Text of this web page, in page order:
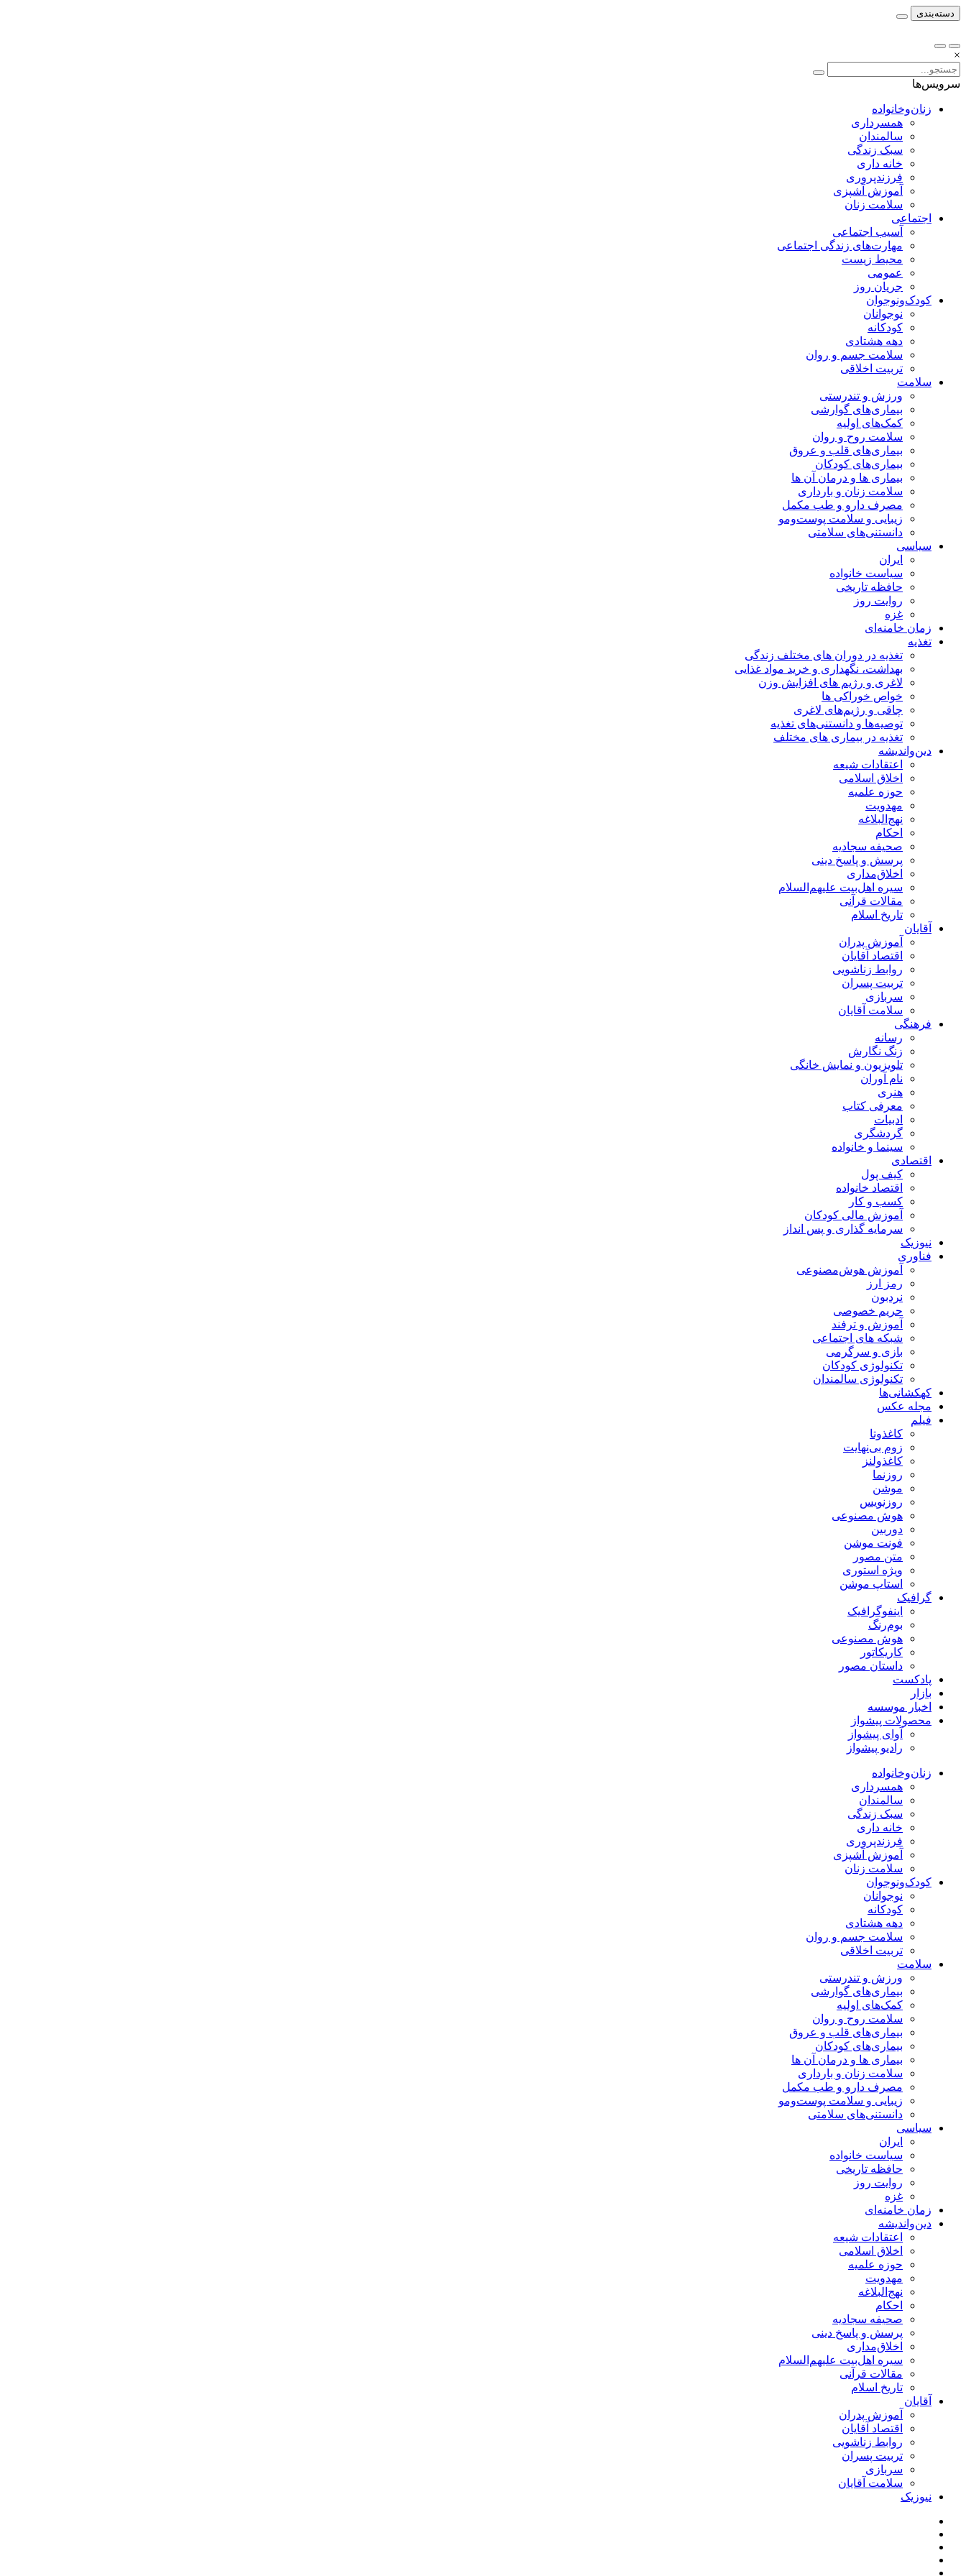
دسته‌بندی
×
سرویس‌ها
زنان‌وخانواده
همسرداری
سالمندان
سبک زندگی
خانه داری
فرزندپروری
آموزش آشپزی
سلامت زنان
اجتماعی
آسیب اجتماعی
مهارت‌های زندگی اجتماعی
محیط زیست
عمومی
جریان روز
کودک‌ونوجوان
نوجوانان
کودکانه
دهه هشتادی
سلامت جسم و روان
تربیت اخلاقی
سلامت
ورزش و تندرستی
بیماری‌های گوارشی
کمک‌های اولیه
سلامت روح و روان
بیماری‌های قلب و عروق
بیماری‌های کودکان
بیماری ها و درمان آن ها
سلامت زنان و بارداری
مصرف دارو و طب مکمل
زیبایی و سلامت پوست‌ومو
دانستنی‌های سلامتی
سیاسی
ایران
سیاست خانواده
حافظه تاریخی
روایت روز
غزه
زمان خامنه‌ای
تغذیه
تغذیه در دوران های مختلف زندگی
بهداشت، نگهداری و خرید مواد غذایی
لاغری و رژیم های افزایش وزن
خواص خوراكی ها
چاقی و رژیم‌های لاغری
توصیه‌ها و دانستنی‌های تغذیه
تغذیه در بیماری های مختلف
دین‌واندیشه
اعتقادات شیعه
اخلاق اسلامی
حوزه علمیه
مهدویت
نهج‌البلاغه
احکام
صحیفه سجادیه
پرسش و پاسخ دینی
اخلاق‌مداری
سیره اهل‌بیت علیهم‌السلام
مقالات قرآنی
تاریخ اسلام
آقایان
آموزش پدران
اقتصاد آقایان
روابط زناشویی
تربیت پسران
سربازی
سلامت آقایان
فرهنگی
رسانه
زنگ نگارش
تلویزیون و نمایش خانگی
نام آوران
هنری
معرفی کتاب
ادبیات
گردشگری
سینما و خانواده
اقتصادی
کیف پول
اقتصاد خانواده
کسب و کار
آموزش مالی کودکان
سرمایه گذاری و پس انداز
نیوزیک
فناوری
آموزش هوش‌مصنوعی
رمز ارز
نردبون
حریم خصوصی
آموزش و ترفند
شبکه های اجتماعی
بازی و سرگرمی
تکنولوژی کودکان
تکنولوژی سالمندان
کهکشانی‌ها
مجله عکس
فیلم
کاغذوتا
زوم بی‌نهایت
کاغذولنز
روزنما
موشن
روزنویس
هوش مصنوعی
دوربین
فونت موشن
متن مصور
ویژه استوری
استاپ موشن
گرافیک
اینفوگرافیک
بوم‌رنگ
هوش مصنوعی
کاریکاتور
داستان مصور
پادکست
بازار
اخبار موسسه
محصولات پیشواز
آوای پیشواز
رادیو پیشواز
زنان‌وخانواده
همسرداری
سالمندان
سبک زندگی
خانه داری
فرزندپروری
آموزش آشپزی
سلامت زنان
کودک‌ونوجوان
نوجوانان
کودکانه
دهه هشتادی
سلامت جسم و روان
تربیت اخلاقی
سلامت
ورزش و تندرستی
بیماری‌های گوارشی
کمک‌های اولیه
سلامت روح و روان
بیماری‌های قلب و عروق
بیماری‌های کودکان
بیماری ها و درمان آن ها
سلامت زنان و بارداری
مصرف دارو و طب مکمل
زیبایی و سلامت پوست‌ومو
دانستنی‌های سلامتی
سیاسی
ایران
سیاست خانواده
حافظه تاریخی
روایت روز
غزه
زمان خامنه‌ای
دین‌واندیشه
اعتقادات شیعه
اخلاق اسلامی
حوزه علمیه
مهدویت
نهج‌البلاغه
احکام
صحیفه سجادیه
پرسش و پاسخ دینی
اخلاق‌مداری
سیره اهل‌بیت علیهم‌السلام
مقالات قرآنی
تاریخ اسلام
آقایان
آموزش پدران
اقتصاد آقایان
روابط زناشویی
تربیت پسران
سربازی
سلامت آقایان
نیوزیک